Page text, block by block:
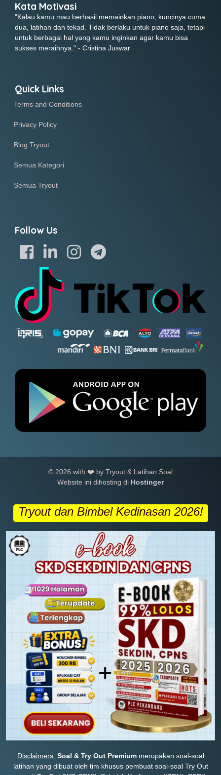
Kata Motivasi
"Kalau kamu mau berhasil memainkan piano, kuncinya cuma
dua, latihan dan tekad. Tidak berlaku untuk piano saja, tetapi
untuk berbagai hal yang kamu inginkan agar kamu bisa
sukses meraihnya." - Cristina Juswar
Quick Links
Terms and Conditions
Privacy Policy
Blog Tryout
Semua Kategori
Semua Tryout
Follow Us
© 2026 with ❤️ by Tryout & Latihan Soal
Website ini dihosting di Hostinger
Tryout dan Bimbel Kedinasan 2026!
Disclaimers: Soal & Try Out Premiummerupakan soal-soal
latihan yang dibuat oleh tim khusus pembuat soal-soal Try Out